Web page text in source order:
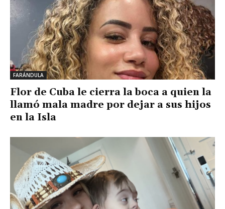
FARÁNDULA
Flor de Cuba le cierra la boca a quien la
llamó mala madre por dejar a sus hijos
en la Isla